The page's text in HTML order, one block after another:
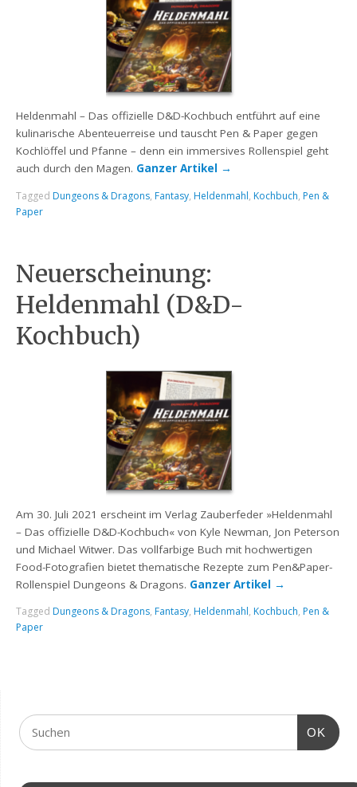
Heldenmahl – Das offizielle D&D-Kochbuch entführt auf eine
kulinarische Abenteuerreise und tauscht Pen & Paper gegen
Kochlöffel und Pfanne – denn ein immersives Rollenspiel geht
auch durch den Magen. Ganzer Artikel →
Tagged Dungeons & Dragons, Fantasy, Heldenmahl, Kochbuch, Pen &
Paper
Neuerscheinung:
Heldenmahl (D&D-
Kochbuch)
Am 30. Juli 2021 erscheint im Verlag Zauberfeder »Heldenmahl
– Das offizielle D&D-Kochbuch« von Kyle Newman, Jon Peterson
und Michael Witwer. Das vollfarbige Buch mit hochwertigen
Food-Fotografien bietet thematische Rezepte zum Pen&Paper-
Rollenspiel Dungeons & Dragons. Ganzer Artikel →
Tagged Dungeons & Dragons, Fantasy, Heldenmahl, Kochbuch, Pen &
Paper
OK